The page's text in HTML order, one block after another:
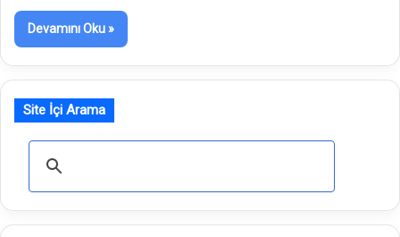
Devamını Oku »
Site İçi Arama